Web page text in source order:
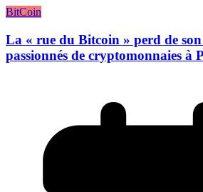
BitCoin
La « rue du Bitcoin » perd de
passionnés de cryptomonnaies à